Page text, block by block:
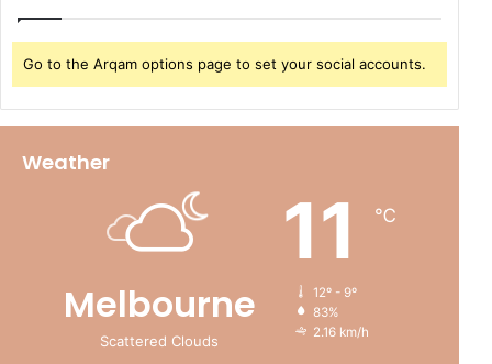
Go to the Arqam options page to set your social accounts.
Weather
Melbourne
Scattered Clouds
11 ℃
12º - 9º
83%
2.16 km/h